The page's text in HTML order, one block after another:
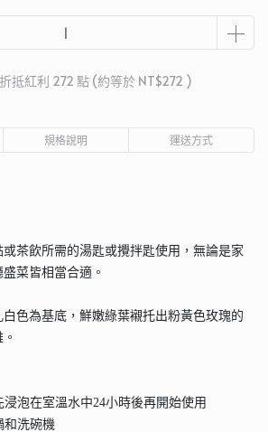
收納廚房工具五件組
抵紅利 272 點 (約等於 NT$272 )
規格說明 運送方式
茶飲所需的湯匙或攪拌匙使用，無論是家
菜皆相當合適。
色為基底，鮮嫩綠葉襯托出粉黃色玫瑰的
泡在室溫水中24小時後再開始使用
和洗碗機